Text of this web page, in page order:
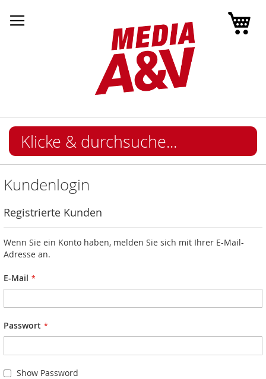
Kundenlogin
Registrierte Kunden
Wenn Sie ein Konto haben, melden Sie sich mit Ihrer E-Mail-
Adresse an.
E-Mail
Passwort
Show Password